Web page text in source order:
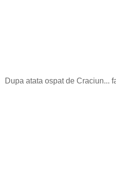
Dupa atata ospat de Craciun...